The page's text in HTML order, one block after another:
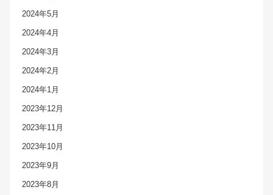
2024年5月
2024年4月
2024年3月
2024年2月
2024年1月
2023年12月
2023年11月
2023年10月
2023年9月
2023年8月